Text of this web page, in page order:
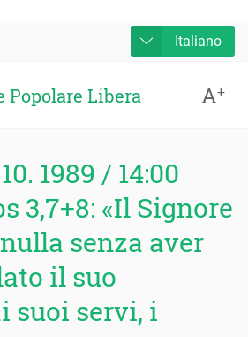
Italiano
Popolare Libera A+
1989 / 14:00
3,7+8: «Il Signore
senza aver
il suo
suoi servi, i